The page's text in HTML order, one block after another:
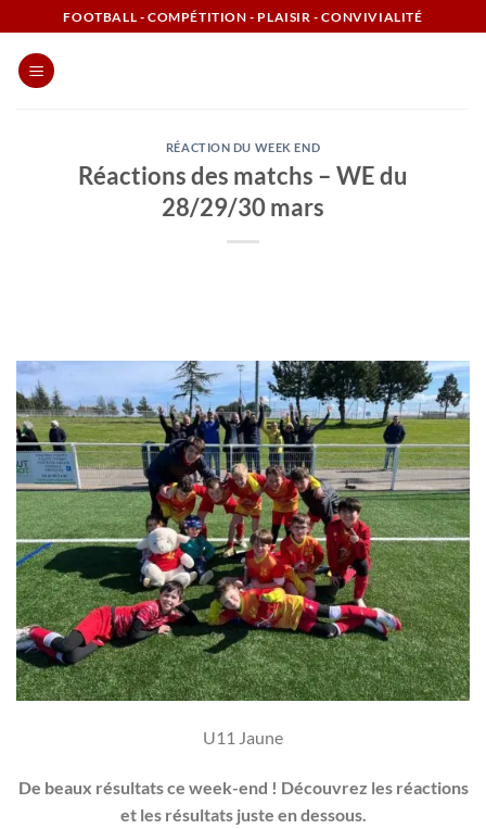
au
contenu
FOOTBALL - COMPÉTITION - PLAISIR - CONVIVIALITÉ
RÉACTION DU WEEK END
Réactions des matchs – WE du
28/29/30 mars
U11 Jaune
De beaux résultats ce week-end ! Découvrez les réactions
et les résultats juste en dessous.